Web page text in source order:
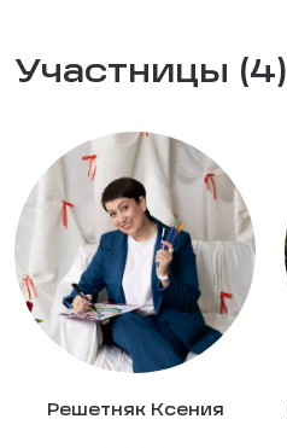
Участницы (4)
Решетняк Ксения